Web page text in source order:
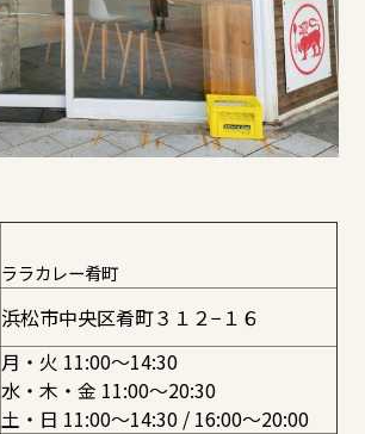
ララカレー肴町
浜松市中央区肴町３１２−１６
月・火 11:00〜14:30
水・木・金 11:00〜20:30
土・日 11:00〜14:30 / 16:00〜20:00